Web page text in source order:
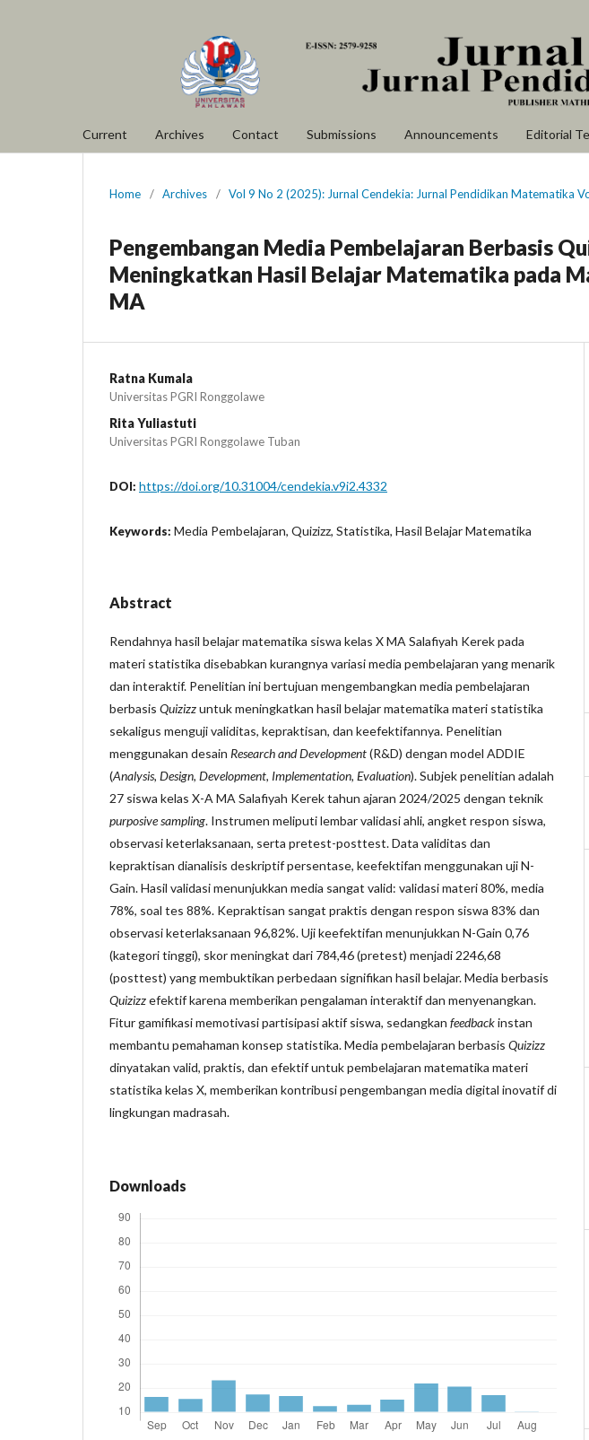
Current Archives Contact Submissions Announcements Editorial
Home / Archives / Vol 9 No 2 (2025): Jurnal Cendekia: Jurnal Pendidikan Matematika
Pengembangan Media Pembelajaran Berbasis
Meningkatkan Hasil Belajar Matematika pada
MA
Ratna Kumala
Universitas PGRI Ronggolawe
Rita Yuliastuti
Universitas PGRI Ronggolawe Tuban
DOI: https://doi.org/10.31004/cendekia.v9i2.4332
Keywords: Media Pembelajaran, Quizizz, Statistika, Hasil Belajar Matematika
Abstract
Rendahnya hasil belajar matematika siswa kelas X MA Salafiyah Kerek pada
materi statistika disebabkan kurangnya variasi media pembelajaran yang menarik
dan interaktif. Penelitian ini bertujuan mengembangkan media pembelajaran
berbasis Quizizzuntuk meningkatkan hasil belajar matematika materi statistika
sekaligus menguji validitas, kepraktisan, dan keefektifannya. Penelitian
menggunakan desain Research and Development(R&D) dengan model ADDIE
(Analysis, Design, Development, Implementation, Evaluation). Subjek penelitian adalah
27 siswa kelas X-A MA Salafiyah Kerek tahun ajaran 2024/2025 dengan teknik
purposive sampling. Instrumen meliputi lembar validasi ahli, angket respon siswa,
observasi keterlaksanaan, serta pretest-posttest. Data validitas dan
kepraktisan dianalisis deskriptif persentase, keefektifan menggunakan uji N-
Gain. Hasil validasi menunjukkan media sangat valid: validasi materi 80%, media
78%, soal tes 88%. Kepraktisan sangat praktis dengan respon siswa 83% dan
observasi keterlaksanaan 96,82%. Uji keefektifan menunjukkan N-Gain 0,76
(kategori tinggi), skor meningkat dari 784,46 (pretest) menjadi 2246,68
(posttest) yang membuktikan perbedaan signifikan hasil belajar. Media berbasis
Quizizzefektif karena memberikan pengalaman interaktif dan menyenangkan.
Fitur gamifikasi memotivasi partisipasi aktif siswa, sedangkan feedbackinstan
membantu pemahaman konsep statistika. Media pembelajaran berbasis Quizizz
dinyatakan valid, praktis, dan efektif untuk pembelajaran matematika materi
statistika kelas X, memberikan kontribusi pengembangan media digital inovatif di
lingkungan madrasah.
Downloads